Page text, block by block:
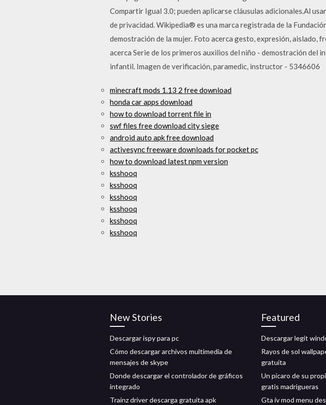
Compartir Igual 3.0; pueden aplicarse cláusulas adicionales.Al
de privacidad. Wikipedia® es una marca registrada de la
demostración de la mujer. Foto acerca gesto, expresión, aislado,
acerca Serie de los primeros auxilios del niño - demostración
infantil. Imagen de verificación, paramedic, instructor - 5346606
minecraft mods 1.13 2 free download
honda car apps download
how to download torrent file in
swf files free download city siege
android auto apk free download
activesync freeware downloads for pocket pc
how to download latest npm version
ksshooq
ksshooq
ksshooq
ksshooq
ksshooq
ksshooq
New Stories
Descargar ispy para pc
Cómo descargar archivos multimedia de
mensajes de skype
Donde descargar el controlador de gráficos
integrado
Trainz driver descarga gratuita apk
Featured
Descargar legit
Rayos de sol
gratuita
Un pícaro de su
gratis madrigueras
Gta iv mod menu